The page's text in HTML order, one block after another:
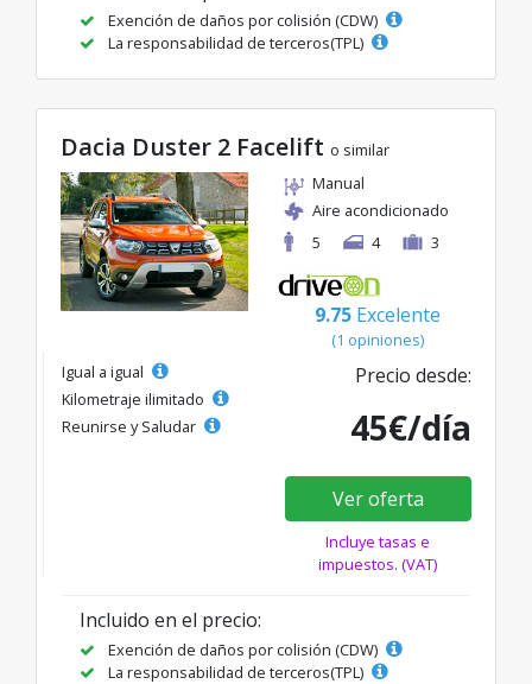
Exención de daños por colisión (CDW)
La responsabilidad de terceros(TPL)
Dacia Duster 2 Facelift o similar
Manual
Aire acondicionado
5
4 3
9.75 Excelente
(1 opiniones)
Igual a igual
Kilometraje ilimitado
Reunirse y Saludar
Precio desde:
45€/día
Ver oferta
Incluye tasas e
impuestos. (VAT)
Incluido en el precio:
Exención de daños por colisión (CDW)
La responsabilidad de terceros(TPL)